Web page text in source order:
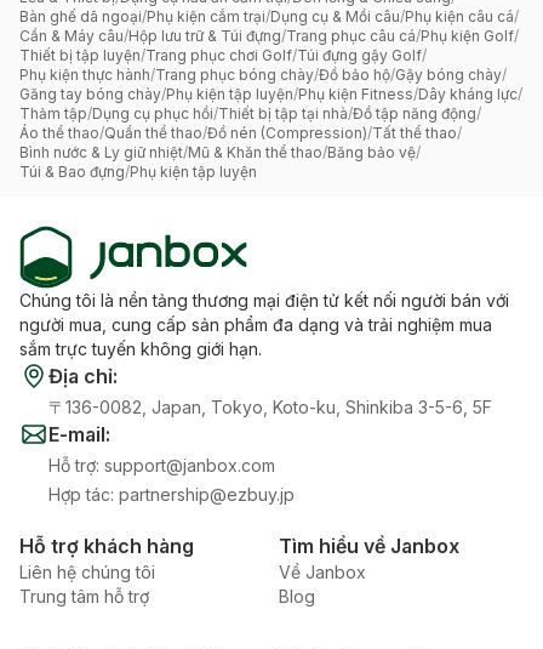
Bàn ghế dã ngoại/Phụ kiện cắm trại/Dụng cụ & Mồi câu/Phụ kiện câu cá/
Cần & Máy câu/Hộp lưu trữ & Túi đựng/Trang phục câu cá/Phụ kiện Golf/
Thiết bị tập luyện/Trang phục chơi Golf/Túi đựng gậy Golf/
Phụ kiện thực hành/Trang phục bóng chày/Đồ bảo hộ/Gậy bóng chày/
Găng tay bóng chày/Phụ kiện tập luyện/Phụ kiện Fitness/Dây kháng lực/
Thảm tập/Dụng cụ phục hồi/Thiết bị tập tại nhà/Đồ tập năng động/
Áo thể thao/Quần thể thao/Đồ nén (Compression)/Tất thể thao/
Bình nước & Ly giữ nhiệt/Mũ & Khăn thể thao/Băng bảo vệ/
Túi & Bao đựng/Phụ kiện tập luyện
Chúng tôi là nền tảng thương mại điện tử kết nối người bán với
người mua, cung cấp sản phẩm đa dạng và trải nghiệm mua
sắm trực tuyến không giới hạn.
Địa chỉ:
〒136-0082, Japan, Tokyo, Koto-ku, Shinkiba 3-5-6, 5F
E-mail:
Hỗ trợ: support@janbox.com
Hợp tác: partnership@ezbuy.jp
Hỗ trợ khách hàng
Liên hệ chúng tôi
Trung tâm hỗ trợ
Tìm hiểu về Janbox
Về Janbox
Blog